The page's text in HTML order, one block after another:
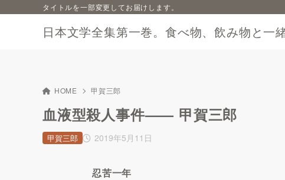
日本文学全集第一巻。食べ物、飲み物と一
タイトルを一部変更してお届けします。
HOME 甲賀三郎
血液型殺人事件—— 甲賀三郎
2019年5月11日
甲賀三郎
忍苦一年